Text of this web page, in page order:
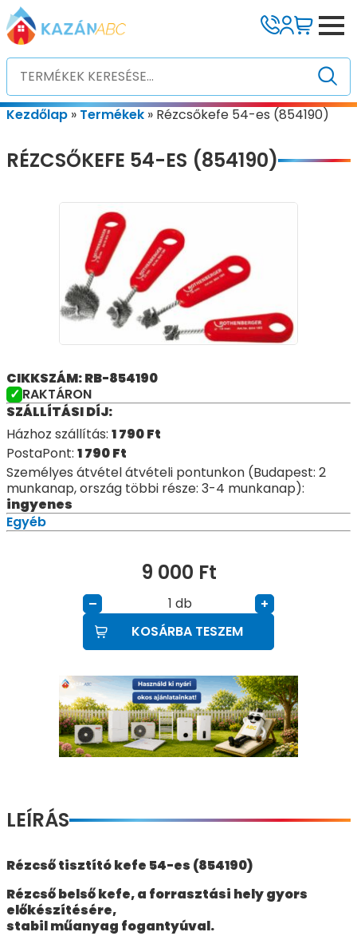
Kezdőlap » Termékek » Rézcsőkefe 54-es (854190)
RÉZCSŐKEFE 54-ES (854190)
CIKKSZÁM: RB-854190
RAKTÁRON
SZÁLLÍTÁSI DÍJ:
Házhoz szállítás: 1 790Ft
PostaPont: 1 790Ft
Személyes átvétel átvételi pontunkon (Budapest: 2
munkanap, ország többi része: 3-4 munkanap):
ingyenes
Egyéb
9 000 Ft
– db
+
KOSÁRBA TESZEM
LEÍRÁS
Rézcső tisztító kefe 54-es (854190)
Rézcső belső kefe, a forrasztási hely gyors
előkészítésére,
stabil műanyag fogantyúval.